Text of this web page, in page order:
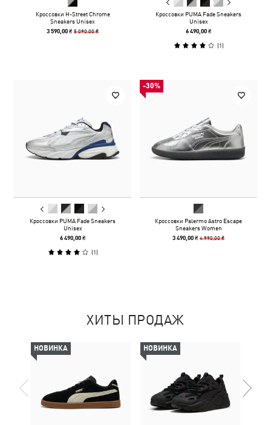
Кроссовки H-Street Chrome
Sneakers Unisex
3 590,00 ₴5 090,00 ₴
Кроссовки PUMA Fade Sneakers
Unisex
6 490,00 ₴
(1)
Кроссовки PUMA Fade Sneakers
Unisex
6 490,00 ₴
(1)
-30%
Кроссовки Palermo Astro Escape
Sneakers Women
3 490,00 ₴4 990,00 ₴
ХИТЫ ПРОДАЖ
НОВИНКА НОВИНКА